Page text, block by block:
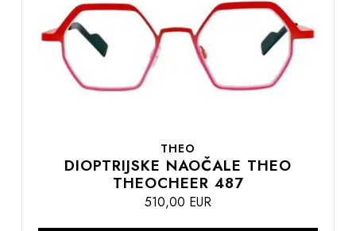
THEO
DIOPTRIJSKE NAOČALE THEO
THEOCHEER 487
510,00 EUR